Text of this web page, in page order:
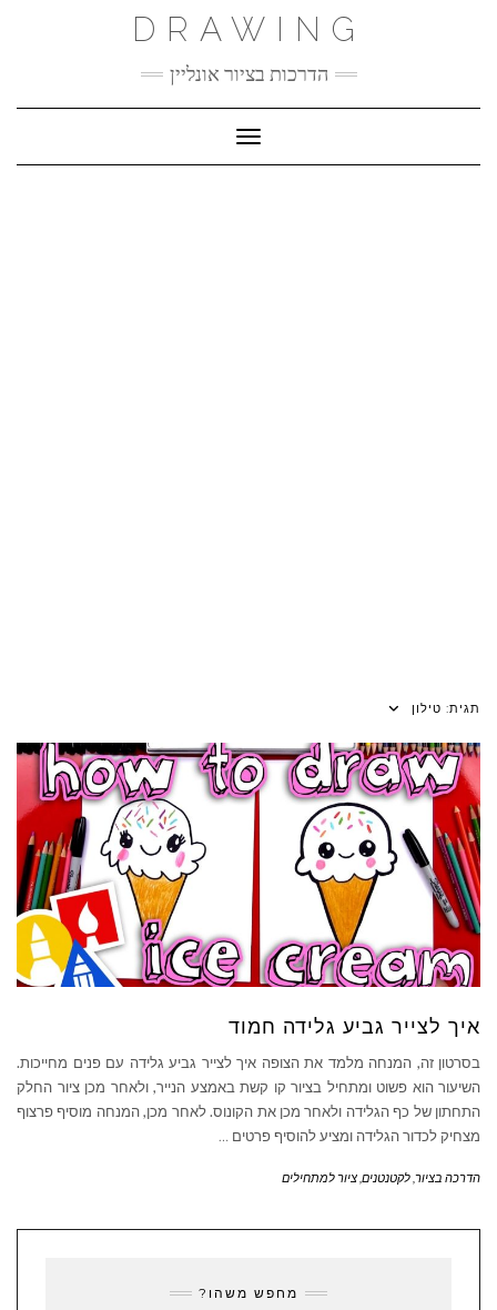
DRAWING
הדרכות בציור אונליין
Toggle Navigation
תגית: טילון
איך לצייר גביע גלידה חמוד
בסרטון זה, המנחה מלמד את הצופה איך לצייר גביע גלידה עם פנים מחייכות.
השיעור הוא פשוט ומתחיל בציור קו קשת באמצע הנייר, ולאחר מכן ציור החלק
התחתון של כף הגלידה ולאחר מכן את הקונוס. לאחר מכן, המנחה מוסיף פרצוף
מצחיק לכדור הגלידה ומציע להוסיף פרטים …
הדרכה בציור לקטנטנים ציור למתחילים
מחפש משהו?